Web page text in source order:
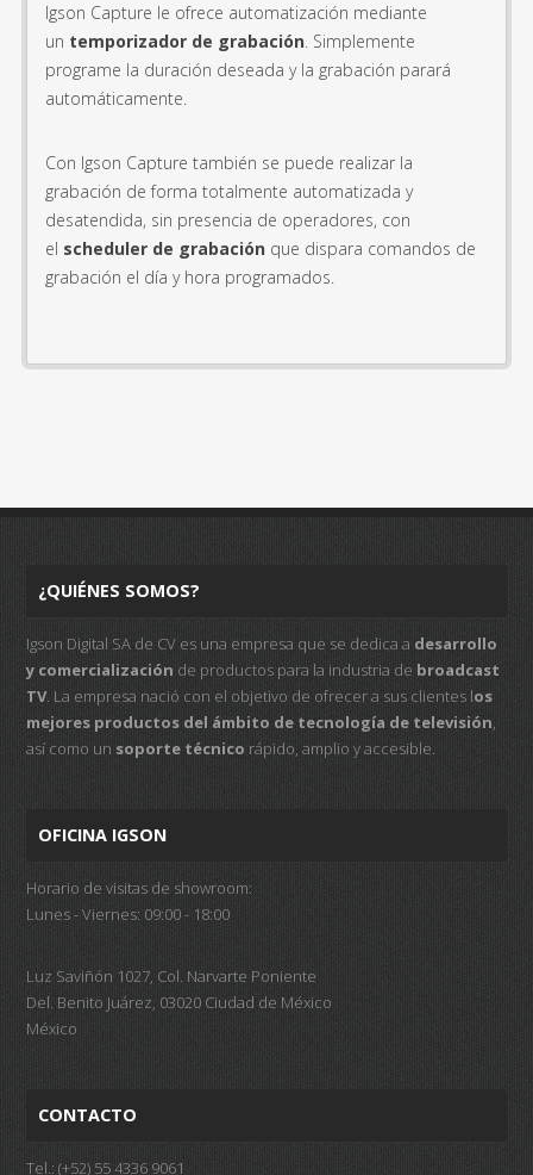
Igson Capture le ofrece automatización mediante
un temporizador de grabación. Simplemente
programe la duración deseada y la grabación parará
automáticamente.
Con Igson Capture también se puede realizar la
grabación de forma totalmente automatizada y
desatendida, sin presencia de operadores, con
el scheduler de grabación que dispara comandos de
grabación el día y hora programados.
¿QUIÉNES SOMOS?
Igson Digital SA de CV es una empresa que se dedica a desarrollo
y comercialización de productos para la industria de broadcast
TV. La empresa nació con el objetivo de ofrecer a sus clientes los
mejores productos del ámbito de tecnología de televisión,
así como un soporte técnico rápido, amplio y accesible.
OFICINA IGSON
Horario de visitas de showroom:
Lunes - Viernes: 09:00 - 18:00
Luz Saviñón 1027, Col. Narvarte Poniente
Del. Benito Juárez, 03020 Ciudad de México
México
CONTACTO
Tel.: (+52) 55 4336 9061